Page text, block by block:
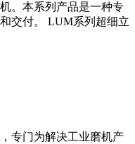
。本系列产品是一种专
交付。 LUM系列超细立
专门为解决工业磨机产